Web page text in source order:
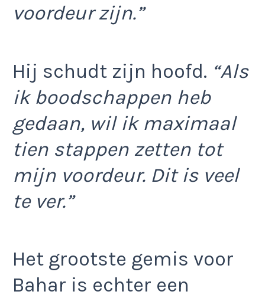
voordeur zijn.”
Hij schudt zijn hoofd. “Als
ik boodschappen heb
gedaan, wil ik maximaal
tien stappen zetten tot
mijn voordeur. Dit is veel
te ver.”
Het grootste gemis voor
Bahar is echter een